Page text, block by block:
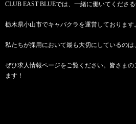
CLUB EAST BLUEでは、一緒に働いてくださ
栃木県小山市でキャバクラを運営しております。
私たちが採用において最も大切にしているのは
ぜひ求人情報ページをご覧ください。皆さま
ます！